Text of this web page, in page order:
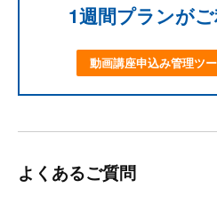
1週間プランが
動画講座申込み管理ツ
よくあるご質問